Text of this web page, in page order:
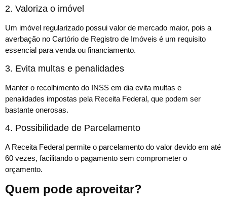
2. Valoriza o imóvel
Um imóvel regularizado possui valor de mercado maior, pois a
averbação no Cartório de Registro de Imóveis é um requisito
essencial para venda ou financiamento.
3. Evita multas e penalidades
Manter o recolhimento do INSS em dia evita multas e
penalidades impostas pela Receita Federal, que podem ser
bastante onerosas.
4. Possibilidade de Parcelamento
A Receita Federal permite o parcelamento do valor devido em até
60 vezes, facilitando o pagamento sem comprometer o
orçamento.
Quem pode aproveitar?